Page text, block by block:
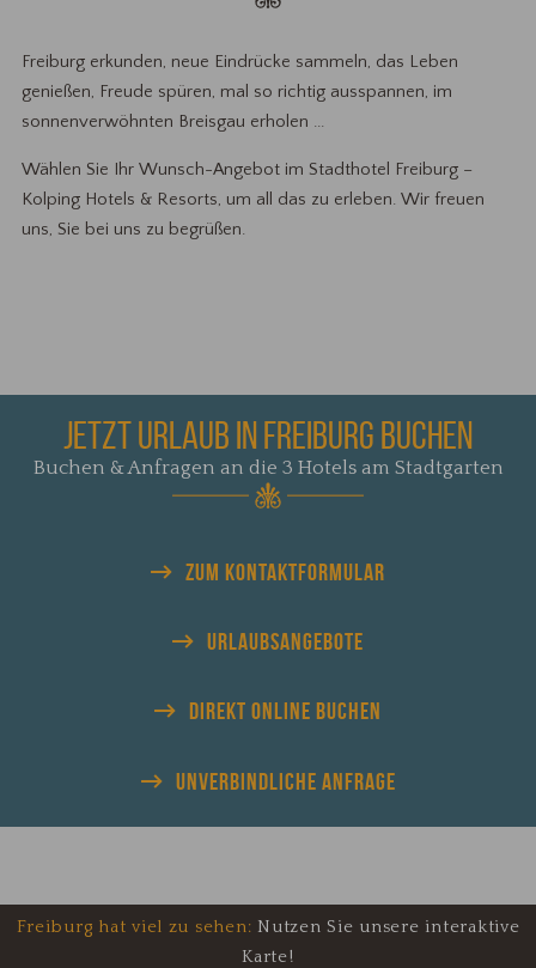
Freiburg erkunden, neue Eindrücke sammeln, das Leben
genießen, Freude spüren, mal so richtig ausspannen, im
sonnenverwöhnten Breisgau erholen ...
Wählen Sie Ihr Wunsch-Angebot im Stadthotel Freiburg –
Kolping Hotels & Resorts, um all das zu erleben. Wir freuen
uns, Sie bei uns zu begrüßen.
JETZT URLAUB IN FREIBURG BUCHEN
Buchen & Anfragen an die 3 Hotels am Stadtgarten
ZUM KONTAKTFORMULAR
URLAUBSANGEBOTE
DIREKT ONLINE BUCHEN
UNVERBINDLICHE ANFRAGE
Freiburg hat viel zu sehen: Nutzen Sie unsere interaktive
Karte!